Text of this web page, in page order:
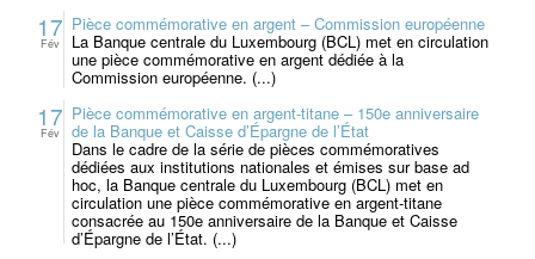
17
Fév
Pièce commémorative en argent – Commission européenne
La Banque centrale du Luxembourg (BCL) met en circulation
une pièce commémorative en argent dédiée à la
Commission européenne. (...)
17
Fév
Pièce commémorative en argent-titane – 150e anniversaire
de la Banque et Caisse d’Épargne de l’État
Dans le cadre de la série de pièces commémoratives
dédiées aux institutions nationales et émises sur base ad
hoc, la Banque centrale du Luxembourg (BCL) met en
circulation une pièce commémorative en argent-titane
consacrée au 150e anniversaire de la Banque et Caisse
d’Épargne de l’État. (...)